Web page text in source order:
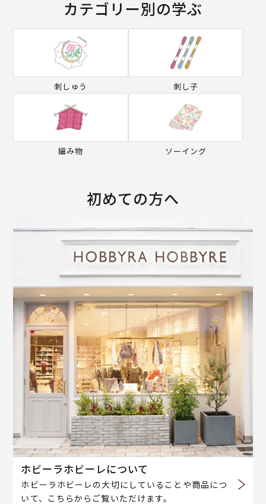
カテゴリー別の学ぶ
刺しゅう 刺し子
編み物 ソーイング
初めての方へ
ホビーラホビーレについて
ホビーラホビーレの大切にしていることや商品につ
いて、こちらからご覧いただけます。